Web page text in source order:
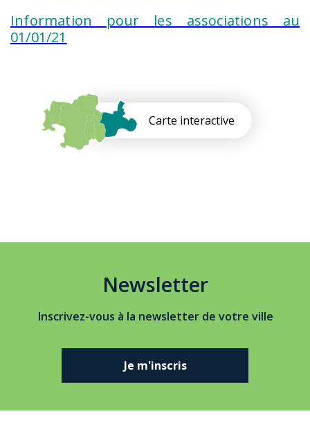
Information pour les associations au
01/01/21
Carte interactive
Newsletter
Inscrivez-vous à la newsletter de votre ville
Je m'inscris